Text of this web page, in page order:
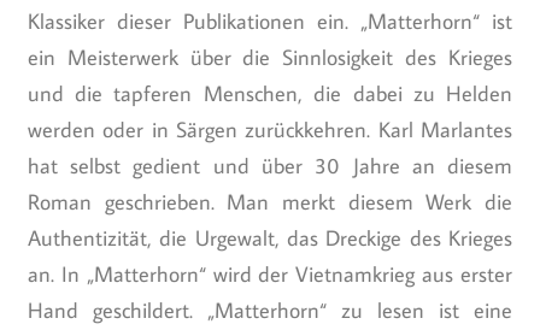
Klassiker dieser Publikationen ein. „Matterhorn“ ist
ein Meisterwerk über die Sinnlosigkeit des Krieges
und die tapferen Menschen, die dabei zu Helden
werden oder in Särgen zurückkehren. Karl Marlantes
hat selbst gedient und über 30 Jahre an diesem
Roman geschrieben. Man merkt diesem Werk die
Authentizität, die Urgewalt, das Dreckige des Krieges
an. In „Matterhorn“ wird der Vietnamkrieg aus erster
Hand geschildert. „Matterhorn“ zu lesen ist eine